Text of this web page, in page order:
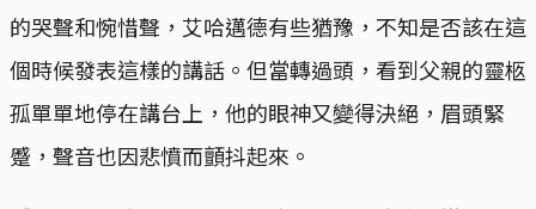
的哭聲和惋惜聲，艾哈邁德有些猶豫，不知是否該在這
個時候發表這樣的講話。但當轉過頭，看到父親的靈柩
孤單單地停在講台上，他的眼神又變得決絕，眉頭緊
蹙，聲音也因悲憤而顫抖起來。